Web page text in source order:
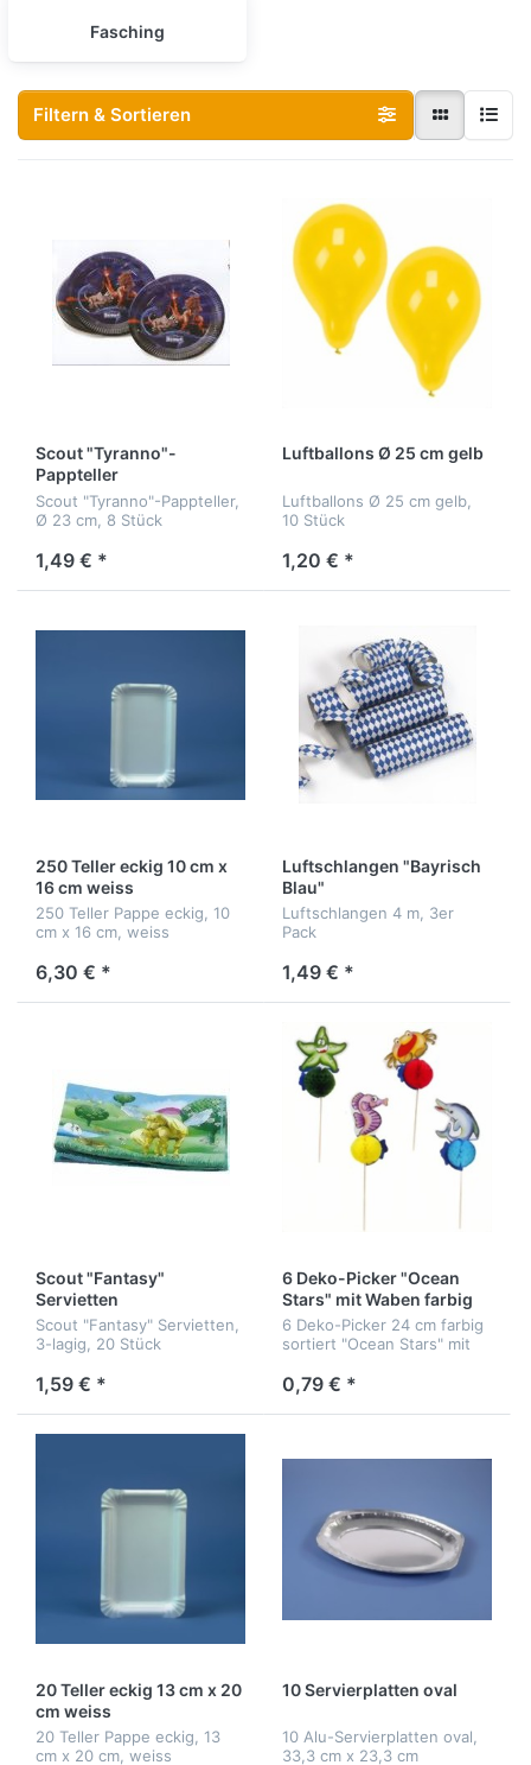
Fasching
Filtern & Sortieren
Scout "Tyranno"-
Pappteller
Scout "Tyranno"-Pappteller,
Ø 23 cm, 8 Stück
1,49 € *
Luftballons Ø 25 cm gelb
Luftballons Ø 25 cm gelb,
10 Stück
1,20 € *
250 Teller eckig 10 cm x
16 cm weiss
250 Teller Pappe eckig, 10
cm x 16 cm, weiss
6,30 € *
Luftschlangen "Bayrisch
Blau"
Luftschlangen 4 m, 3er
Pack
1,49 € *
Scout "Fantasy"
Servietten
Scout "Fantasy" Servietten,
3-lagig, 20 Stück
1,59 € *
6 Deko-Picker "Ocean
Stars" mit Waben farbig
sortiert
6 Deko-Picker 24 cm farbig
sortiert "Ocean Stars" mit
0,79 € *
20 Teller eckig 13 cm x 20
cm weiss
20 Teller Pappe eckig, 13
cm x 20 cm, weiss
10 Servierplatten oval
10 Alu-Servierplatten oval,
33,3 cm x 23,3 cm